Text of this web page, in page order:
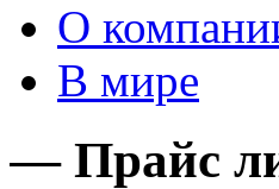
О
В мире
— Прайс